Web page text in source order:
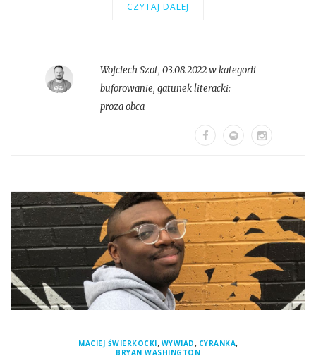
CZYTAJ DALEJ
Wojciech Szot, 03.08.2022 w kategorii
buforowanie, gatunek literacki:
proza obca
MACIEJ ŚWIERKOCKI, WYWIAD , CYRANKA,
BRYAN WASHINGTON